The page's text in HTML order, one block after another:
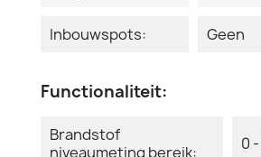
Inbouwspots: Geen
Functionaliteit:
Brandstof
niveaumeting bereik:
0